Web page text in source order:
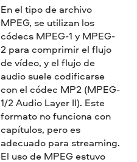
En el tipo de archivo
MPEG, se utilizan los
códecs MPEG-1 y MPEG-
2 para comprimir el flujo
de vídeo, y el flujo de
audio suele codificarse
con el códec MP2 (MPEG-
1/2 Audio Layer II). Este
formato no funciona con
capítulos, pero es
adecuado para streaming.
El uso de MPEG estuvo